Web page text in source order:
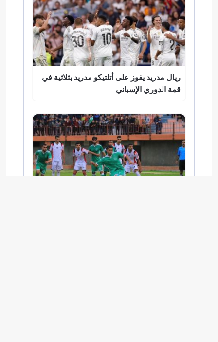
ريال مدريد يفوز على أتلتيكو مدريد بثلاثية في
قمة الدوري الإسباني